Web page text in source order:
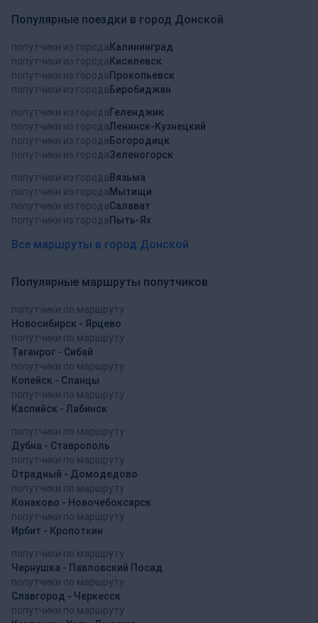
Популярные поездки в город Донской
попутчики из города Калининград
попутчики из города Киселевск
попутчики из города Прокопьевск
попутчики из города Биробиджан
попутчики из города Геленджик
попутчики из городаЛенинск-Кузнецкий
попутчики из города Богородицк
попутчики из городаЗеленогорск
попутчики из города Вязьма
попутчики из города Мытищи
попутчики из городаСалават
попутчики из города Пыть-Ях
Все маршруты в город Донской
Популярные маршруты попутчиков
попутчики по маршруту
Новосибирск - Ярцево
попутчики по маршруту
Таганрог - Сибай
попутчики по маршруту
Копейск - Сланцы
попутчики по маршруту
Каспийск - Лабинск
попутчики по маршруту
Дубна - Ставрополь
попутчики по маршруту
Отрадный - Домодедово
попутчики по маршруту
Конаково - Новочебоксарск
попутчики по маршруту
Ирбит - Кропоткин
попутчики по маршруту
Чернушка - Павловский Посад
попутчики по маршруту
Славгород - Черкесск
попутчики по маршруту